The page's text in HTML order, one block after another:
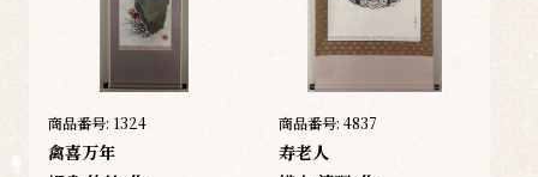
商品番号: 1324
禽喜万年
商品番号: 4837
寿老人